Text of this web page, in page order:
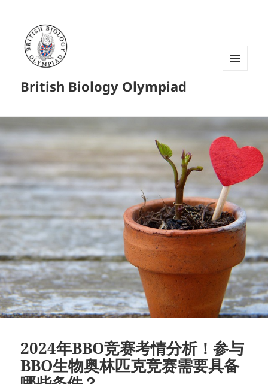
British Biology Olympiad
2024年BBO竞赛考情分析！参与
BBO生物奥林匹克竞赛需要具备